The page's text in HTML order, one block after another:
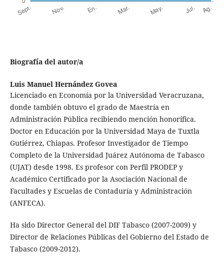
Biografía del autor/a
Luis Manuel Hernández Govea
Licenciado en Economía por la Universidad Veracruzana,
donde también obtuvo el grado de Maestría en
Administración Pública recibiendo mención honorífica.
Doctor en Educación por la Universidad Maya de Tuxtla
Gutiérrez, Chiapas. Profesor Investigador de Tiempo
Completo de la Universidad Juárez Autónoma de Tabasco
(UJAT) desde 1998. Es profesor con Perfil PRODEP y
Académico Certificado por la Asociación Nacional de
Facultades y Escuelas de Contaduría y Administración
(ANFECA).
Ha sido Director General del DIF Tabasco (2007-2009) y
Director de Relaciones Públicas del Gobierno del Estado de
Tabasco (2009-2012).